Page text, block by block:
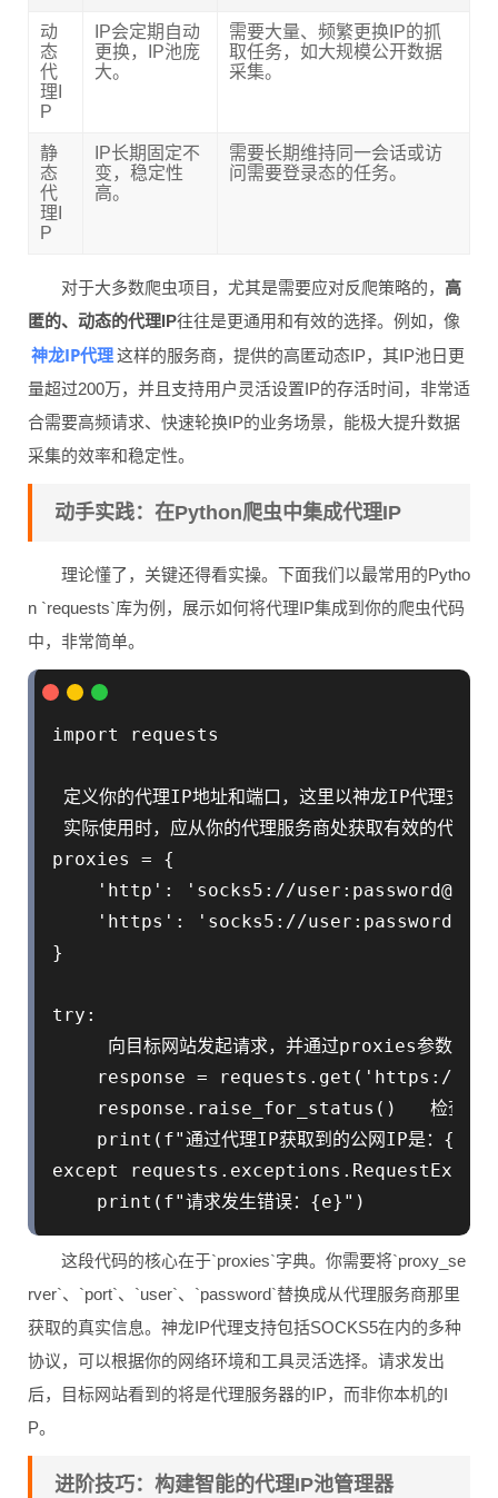
动
态
代
理I
P
IP会定期自动
更换，IP池庞
大。
需要大量、频繁更换IP的抓
取任务，如大规模公开数据
采集。
静
态
代
理I
P
IP长期固定不
变，稳定性
高。
需要长期维持同一会话或访
问需要登录态的任务。
对于大多数爬虫项目，尤其是需要应对反爬策略的， 高
匿的、动态的代理IP往往是更通用和有效的选择。例如，像
神龙IP代理这样的服务商，提供的高匿动态IP，其IP池日更
量超过200万，并且支持用户灵活设置IP的存活时间，非常适
合需要高频请求、快速轮换IP的业务场景，能极大提升数据
采集的效率和稳定性。
动手实践：在Python爬虫中集成代理IP
理论懂了，关键还得看实操。下面我们以最常用的Pytho
n `requests`库为例，展示如何将代理IP集成到你的爬虫代码
中，非常简单。
import requests
定义你的代理IP地址和端口，这里以神龙IP代理支持
实际使用时，应从你的代理服务商处获取有效的代理
proxies = {
'http': 'socks5://
'https': 'socks5://
}
try:
向目标网站发起请求，并通过proxies参数指定
response = requests.get('https://
response.raise_for_status()   检查请求
print(f"通过代理IP获取到的公网IP是：
except
这段代码的核心在于`proxies`字典。你需要将`proxy_se
rver`、`port`、`user`、`password`替换成从代理服务商那里
获取的真实信息。神龙IP代理支持包括SOCKS5在内的多种
协议，可以根据你的网络环境和工具灵活选择。请求发出
后，目标网站看到的将是代理服务器的IP，而非你本机的I
P。
进阶技巧：构建智能的代理IP池管理器